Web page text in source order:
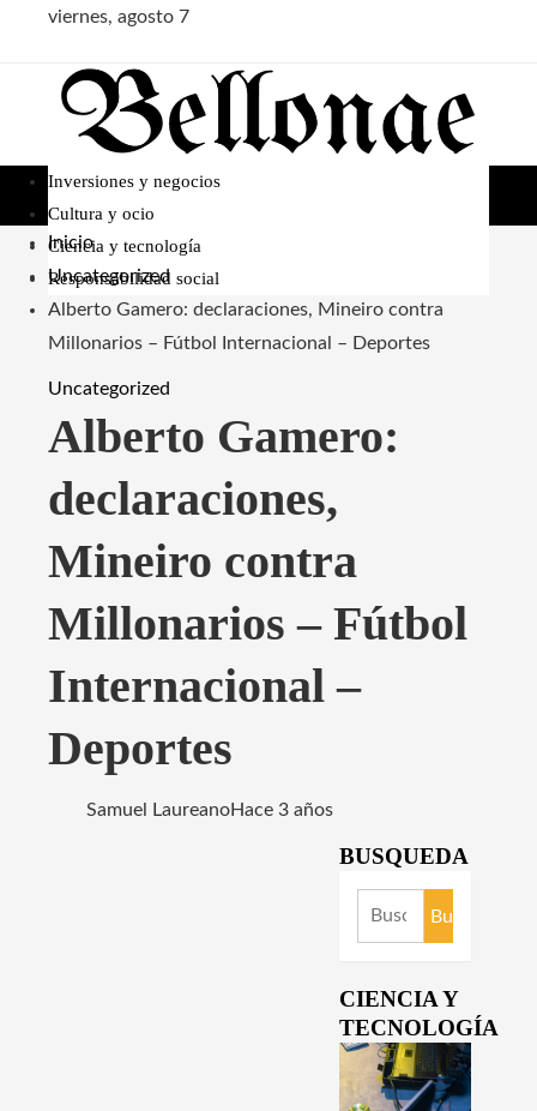
viernes, agosto 7
Inversiones y negocios
Cultura y ocio
Ciencia y tecnología
Responsabilidad social
Inicio
Uncategorized
Alberto Gamero: declaraciones, Mineiro contra
Millonarios – Fútbol Internacional – Deportes
Uncategorized
Alberto Gamero:
declaraciones,
Mineiro contra
Millonarios – Fútbol
Internacional –
Deportes
Samuel LaureanoHace 3 años
BUSQUEDA
Buscar:
CIENCIA Y
TECNOLOGÍA